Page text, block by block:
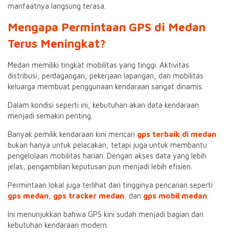
manfaatnya langsung terasa.
Mengapa Permintaan GPS di Medan
Terus Meningkat?
Medan memiliki tingkat mobilitas yang tinggi. Aktivitas
distribusi, perdagangan, pekerjaan lapangan, dan mobilitas
keluarga membuat penggunaan kendaraan sangat dinamis.
Dalam kondisi seperti ini, kebutuhan akan data kendaraan
menjadi semakin penting.
Banyak pemilik kendaraan kini mencari gps terbaik di medan
bukan hanya untuk pelacakan, tetapi juga untuk membantu
pengelolaan mobilitas harian. Dengan akses data yang lebih
jelas, pengambilan keputusan pun menjadi lebih efisien.
Permintaan lokal juga terlihat dari tingginya pencarian seperti
gps medan gps tracker medan dan gps mobil medan
Ini menunjukkan bahwa GPS kini sudah menjadi bagian dari
kebutuhan kendaraan modern.